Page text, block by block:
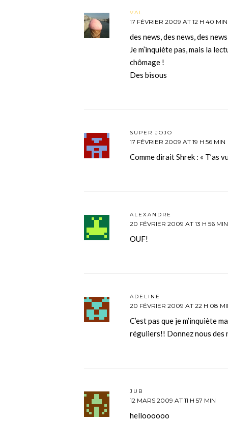
VAL
17 FÉVRIER 2009 AT 12 H 40 MIN
des news, des news, des
Je m’inquiète pas, mais la
chômage !
Des bisous
SUPER JOJO
17 FÉVRIER 2009 AT 19 H 56 MIN
Comme dirait Shrek : « T’as
ALEXANDRE
20 FÉVRIER 2009 AT 13 H 56 MIN
OUF!
ADELINE
20 FÉVRIER 2009 AT 22 H 08
C’est pas que je m’inquiète
réguliers!! Donnez nous
JUB
12 MARS 2009 AT 11 H 57 MIN
helloooooo